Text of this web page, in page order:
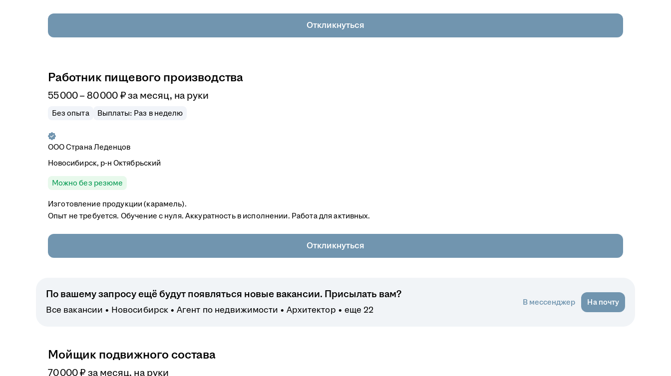
Откликнуться
Работник пищевого производства
55 000–80 000 ₽ за месяц, на руки
Без опыта Выплаты: Раз в неделю
ООО Страна Леденцов
Новосибирск, р-н Октябрьский
Можно без резюме
Изготовление продукции (карамель).
Опыт не требуется. Обучение с нуля. Аккуратность в исполнении. Работа для активных.
Откликнуться
По вашему запросу ещё будут появляться новые вакансии. Присылать вам?
Все вакансии Новосибирск Агент по недвижимости Архитектор еще 22
В мессенджер На почту
Мойщик подвижного состава
70 000₽ за месяц, на руки